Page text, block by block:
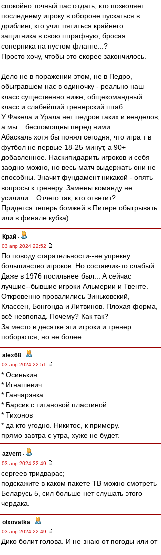
спокойно точный пас отдать, кто позволяет
последнему игроку в обороне пускаться в
дриблинг, кто учит пятиться крайнего
защитника в свою штрафную, бросая
соперника на пустом фланге...?
Просто хочу, чтобы это скорее закончилось.
Дело не в поражении этом, не в Педро,
обыгравшем нас в одиночку - реально наш
класс существенно ниже, общекомандный
класс и слабейший тренерский штаб.
У Факела и Урала нет педров таких и венделов,
а мы... беспомощны перед ними.
Абаскаль хотя бы понял сегодня, что игра т в
футбол не первые 18-25 минут, а 90+
добавленное. Наскипидарить игроков и себя
заодно можно, но весь матч выдержать они не
способны. Значит фундамент никакой - опять
вопросы к тренеру. Замены команду не
усилили... Отчего так, кто ответит?
Придется теперь бомжей в Питере обыгрывать
или в финале кубка)
Край -
03 апр 2024 22:52
По поводу старательности--не упрекну
большинство игроков. Но составчик-то слабый.
Даже в 1976 посильнее был... А сейчас
лучшие--бывшие игроки Альмерии и Твенте.
Откровенно провалились Зиньковский,
Классен, Бонгонда и Литвинов. Плохая форма,
всё невпопад. Почему? Как так?
За место в десятке эти игроки и тренер
поборются, но не более..
alex68 -
03 апр 2024 22:51
* Осинькин
* Игнашевич
* Ганчарэнка
* Барсик с титановой пластиной
* Тихонов
* да кто угодно. Никитос, к примеру.
прямо завтра с утра, хуже не будет.
azvent -
03 апр 2024 22:49
сергеев тридварас;
подскажите в каком пакете ТВ можно смотреть
Беларусь 5, сил больше нет слушать этого
чердака.
olxovatka -
03 апр 2024 22:49
Дико болит голова. И не знаю от погоды или от